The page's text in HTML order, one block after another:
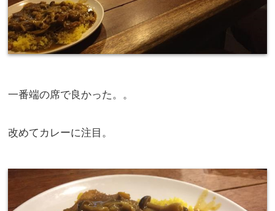
一番端の席で良かった。。
改めてカレーに注目。